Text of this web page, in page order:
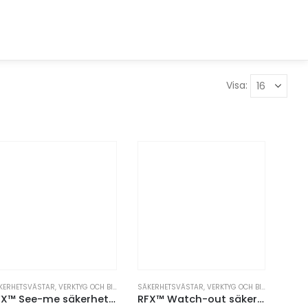
Visa:
, VERKTYG OCH BILTILLBEHÖR
RFX™ See-me säkerhetsväst för professionellt bruk
SÄKERHETSVÄSTAR, VERKTYG OCH BILTILLBEHÖR
RFX™ Watch-out säkerhetsväst i påse för professionellt bruk